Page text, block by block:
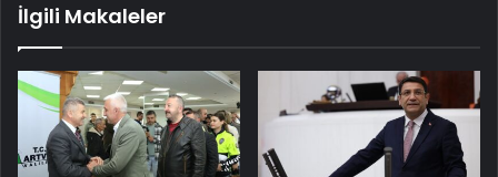
İlgili Makaleler